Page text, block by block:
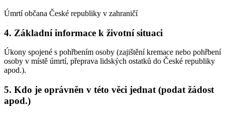
Úmrtí občana České republiky v zahraničí
4. Základní informace k životní situaci
Úkony spojené s pohřbením osoby (zajištění kremace nebo pohřbení
osoby v místě úmrtí, přeprava lidských ostatků do České republiky
apod.).
5. Kdo je oprávněn v této věci jednat (podat žádost
apod.)